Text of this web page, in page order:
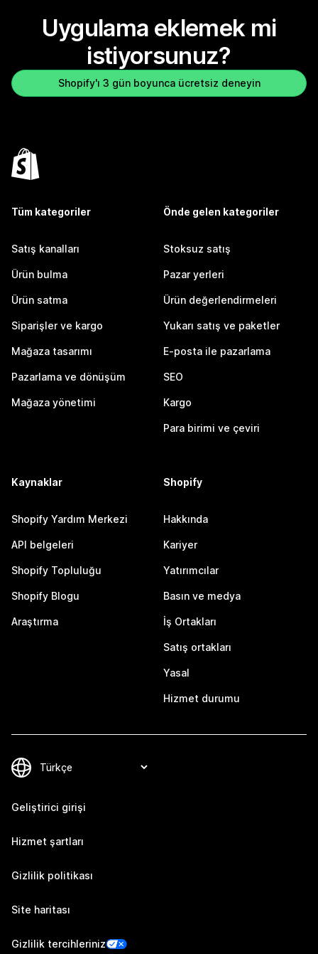
Uygulama eklemek mi
istiyorsunuz?
Shopify'ı 3 gün boyunca ücretsiz deneyin
Tüm kategoriler
Satış kanalları
Ürün bulma
Ürün satma
Siparişler ve kargo
Mağaza tasarımı
Pazarlama ve dönüşüm
Mağaza yönetimi
Önde gelen kategoriler
Stoksuz satış
Pazar yerleri
Ürün değerlendirmeleri
Yukarı satış ve paketler
E-posta ile pazarlama
SEO
Kargo
Para birimi ve çeviri
Kaynaklar
Shopify Yardım Merkezi
API belgeleri
Shopify Topluluğu
Shopify Blogu
Araştırma
Shopify
Hakkında
Kariyer
Yatırımcılar
Basın ve medya
İş Ortakları
Satış ortakları
Yasal
Hizmet durumu
Geliştirici girişi
Hizmet şartları
Gizlilik politikası
Site haritası
Gizlilik tercihleriniz